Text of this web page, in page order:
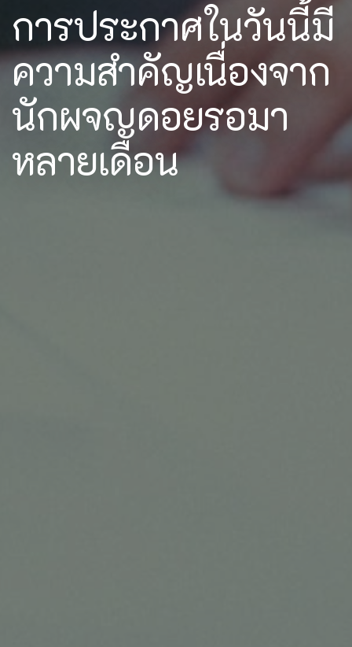
การประกาศในวันนี้มี
ความสำคัญเนื่องจาก
นักผจญดอยรอมา
หลายเดือน